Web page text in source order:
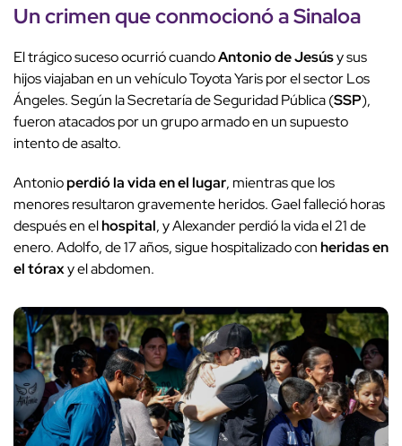
Un crimen que conmocionó a Sinaloa
El trágico suceso ocurrió cuandoAntonio de Jesúsy sus
hijos viajaban en un vehículo Toyota Yaris por el sector Los
Ángeles. Según la Secretaría de Seguridad Pública (SSP),
fueron atacados por un grupo armado en un supuesto
intento de asalto.
Antonioperdió la vida en el lugar, mientras que los
menores resultaron gravemente heridos. Gael falleció horas
después en elhospital, y Alexander perdió la vida el 21 de
enero. Adolfo, de 17 años, sigue hospitalizado conheridas en
el tóraxy el abdomen.